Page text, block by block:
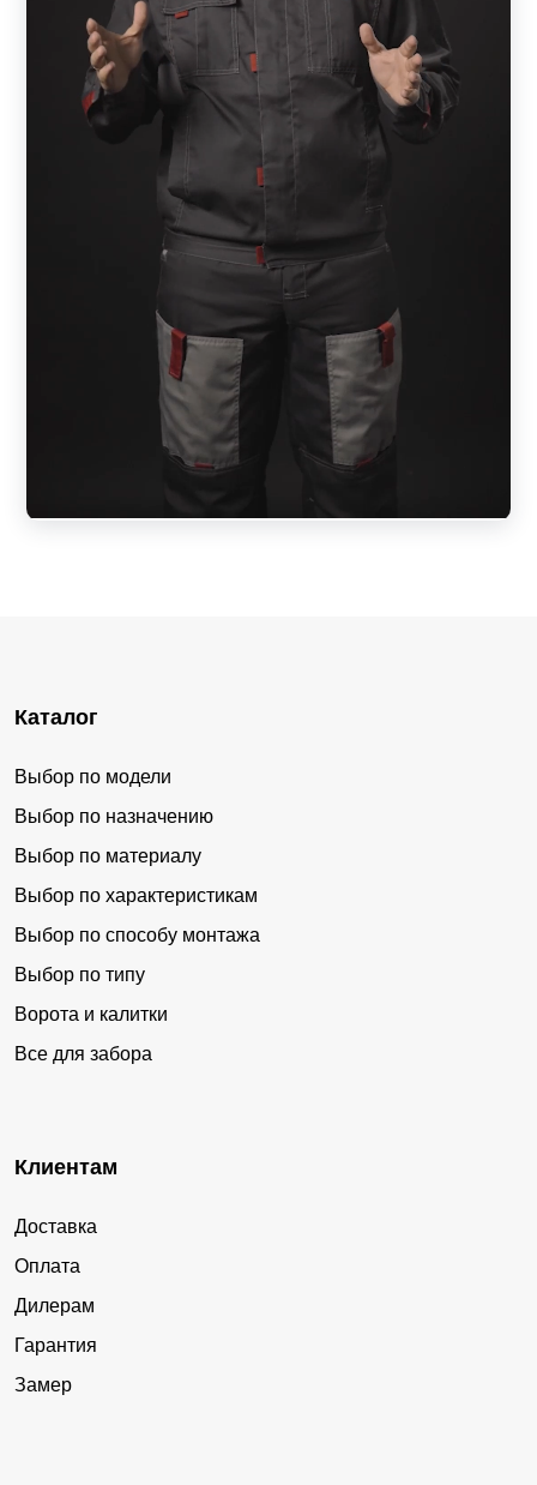
Каталог
Выбор по модели
Выбор по назначению
Выбор по материалу
Выбор по характеристикам
Выбор по способу монтажа
Выбор по типу
Ворота и калитки
Все для забора
Клиентам
Доставка
Оплата
Дилерам
Гарантия
Замер